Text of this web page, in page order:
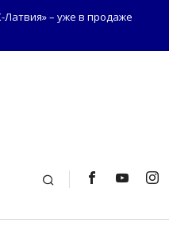
– уже в продаже
Поиск